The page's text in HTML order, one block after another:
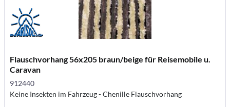
Flauschvorhang 56x205 braun/beige für Reisemobile u.
Caravan
912440
Keine Insekten im Fahrzeug - Chenille Flauschvorhang